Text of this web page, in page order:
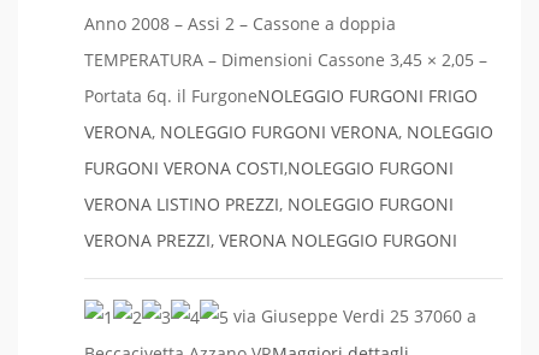
Anno 2008 – Assi 2 – Cassone a doppia
TEMPERATURA – Dimensioni Cassone 3,45 × 2,05 –
Portata 6q. il FurgoneNOLEGGIO FURGONI FRIGO
VERONA, NOLEGGIO FURGONI VERONA, NOLEGGIO
FURGONI VERONA COSTI,NOLEGGIO FURGONI
VERONA LISTINO PREZZI, NOLEGGIO FURGONI
VERONA PREZZI, VERONA NOLEGGIO FURGONI
via Giuseppe Verdi 25 37060 a